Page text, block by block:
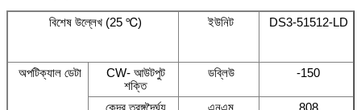
বিশেষ উল্লেখ (25 ℃) ইউনিট DS3-51512-LD
অপটিক্যাল ডেটা
CW- আউটপুট
শক্তি
ডব্লিউ -150
কেন্দ্র তরঙ্গদৈর্ঘ্য এনএম
808